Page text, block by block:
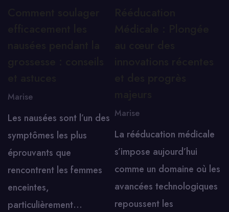
Marise
Les nausées sont l’un des
symptômes les plus
éprouvants que
rencontrent les femmes
enceintes,
particulièrement…
Marise
La rééducation médicale
s’impose aujourd’hui
comme un domaine où les
avancées technologiques
repoussent les